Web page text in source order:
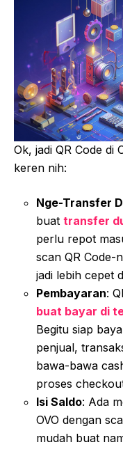
Ok, jadi QR Code di
keren nih:
Nge-Transfer
buat transfer
perlu repot
scan QR Code-
jadi lebih cepet
Pembayaran:
buat bayar di
Begitu siap
penjual,
bawa-bawa
proses
Isi Saldo: Ada
OVO dengan
mudah buat